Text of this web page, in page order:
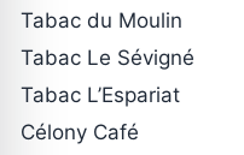
Tabac du Moulin
Tabac Le Sévigné
Tabac L’Espariat
Célony Café